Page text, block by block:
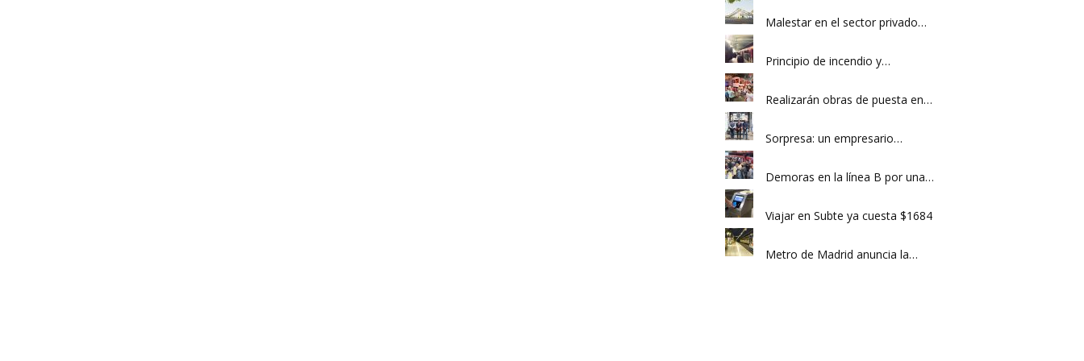
Malestar en el sector privado…
Principio de incendio y…
Realizarán obras de puesta en…
Sorpresa: un empresario…
Demoras en la línea B por una…
Viajar en Subte ya cuesta $1684
Metro de Madrid anuncia la…